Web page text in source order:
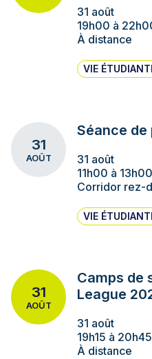
31 août
19h00 à
À distance
VIE
31
AOÛT
Séance
31 août
11h00 à 13h00
Corridor rez-
VIE
31
AOÛT
Camps de
League
31 août
19h15 à 20h45
À distance